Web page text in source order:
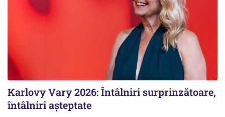
Karlovy Vary 2026: Întâlniri surprinzătoare,
întâlniri așteptate